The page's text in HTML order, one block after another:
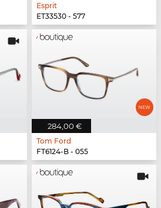
Esprit
ET33530 - 577
284,00 €
Tom Ford
FT6124-B - 055